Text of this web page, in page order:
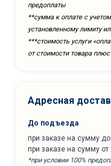
предоплаты
**сумма к оплате с
установленному лимиту
***cтоимость услуги
от стоимости товара плюс
Адресная
До подъезда
при заказе на сумму
при заказе на сумму
*при условии 100%